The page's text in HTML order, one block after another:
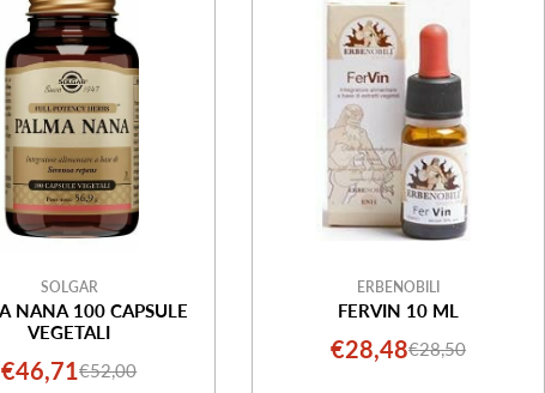
SOLGAR
NANA 100 CAPSULE
VEGETALI
Prezzo
€46,71Prezzo
€52,00
ERBENOBILI
FERVIN 10 ML
Prezzo
€28,48Prezzo
€28,50